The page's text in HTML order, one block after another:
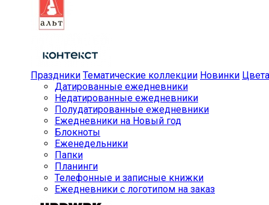
Праздники Тематические коллекции Новинки Цвета
Датированные ежедневники
Недатированные ежедневники
Полудатированные ежедневники
Ежедневники на Новый год
Блокноты
Еженедельники
Папки
Планинги
Телефонные и записные книжки
Ежедневники с логотипом на заказ